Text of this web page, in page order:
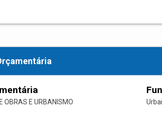
OBRAS E URBANISMO